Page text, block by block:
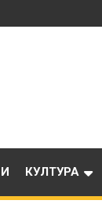
КУЛТУРА